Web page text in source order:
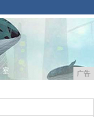
广告